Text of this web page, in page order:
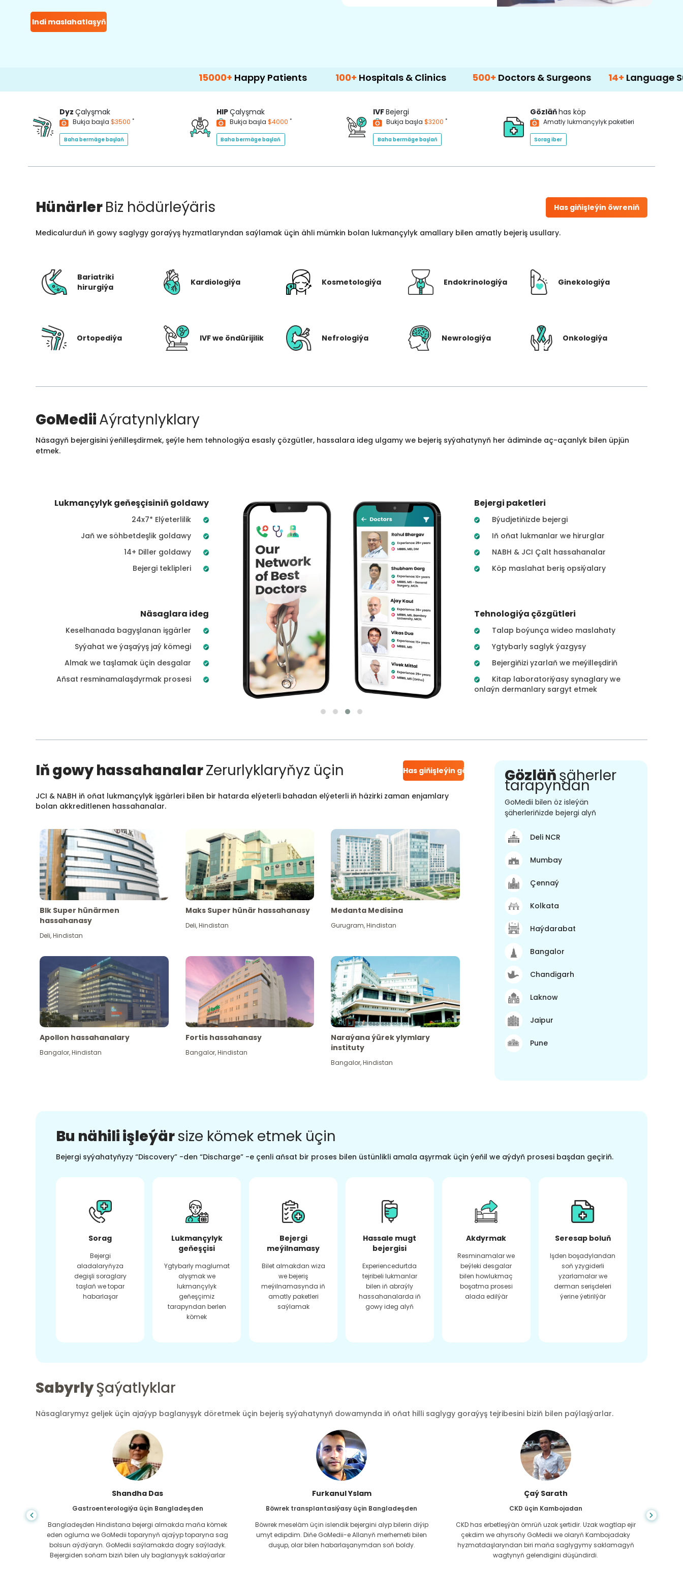
Indi maslahatlaşyň
Happy Patients 100+ Hospitals & Clinics 500+ Doctors & Surgeons 14+Language Support
Dyz Çalyşmak
Bukja başla $3500 *
Baha bermäge başlaň
HIPÇalyşmak
Bukja başla $4000 *
Baha bermäge başlaň
IVFBejergi
Bukja başla $3200 *
Baha bermäge başlaň
Gözläňhas köp
Amatly lukmançylyk paketleri
Sorag iber
HünärlerBiz hödürleýäris Has giňişleýin öwreniň
Medicalurduň iň gowy saglygy goraýyş hyzmatlaryndan saýlamak üçin ähli mümkin bolan lukmançylyk amallary bilen amatly bejeriş usullary.
Bariatriki
hirurgiýa
Kardiologiýa Kosmetologiýa Endokrinologiýa Ginekologiýa
Ortopediýa IVF we öndürijilik Nefrologiýa Newrologiýa Onkologiýa
GoMediiAýratynlyklary
Näsagyň bejergisini ýeňilleşdirmek, şeýle hem tehnologiýa esasly çözgütler, hassalara ideg ulgamy we bejeriş syýahatynyň her ädiminde aç-açanlyk bilen üpjün
etmek.
Lukmançylyk geňeşçisiniň goldawy
24x7* Elýeterlilik
Jaň we söhbetdeşlik goldawy
14+ Diller goldawy
Bejergi teklipleri
Näsaglara ideg
Keselhanada bagyşlanan işgärler
Syýahat we ýaşaýyş jaý kömegi
Almak we taşlamak üçin desgalar
Aňsat resminamalaşdyrmak prosesi
Bejergi paketleri
Býudjetiňizde bejergi
Iň oňat lukmanlar we hirurglar
NABH & JCI Çalt hassahanalar
Köp maslahat beriş opsiýalary
Tehnologiýa çözgütleri
Talap boýunça wideo maslahaty
Ygtybarly saglyk ýazgysy
Bejergiňizi yzarlaň we meýilleşdiriň
Kitap laboratoriýasy synaglary we
onlaýn dermanlary sargyt etmek
Iň gowy hassahanalarZerurlyklaryňyz üçin Has giňişleýin gör
JCI & NABH iň oňat lukmançylyk işgärleri bilen bir hatarda elýeterli bahadan elýeterli iň häzirki zaman enjamlary
bolan akkreditlenen hassahanalar.
Blk Super hünärmen
hassahanasy
Deli,Hindistan
Maks Super hünär hassahanasy
Deli,Hindistan
Medanta Medisina
Gurugram,Hindistan
Apollon hassahanalary
Bangalor,Hindistan
Fortis hassahanasy
Bangalor,Hindistan
Naraýana ýürek ylymlary
instituty
Bangalor,Hindistan
Gözläňşäherler
tarapyndan
GoMedii bilen öz isleýän
şäherleriňizde bejergi alyň
Deli NCR
Mumbay
Çennaý
Kolkata
Haýdarabat
Bangalor
Chandigarh
Laknow
Jaipur
Pune
Bu nähili işleýärsize kömek etmek üçin
Bejergi syýahatyňyzy “Discovery” -den “Discharge” -e çenli aňsat bir proses bilen üstünlikli amala aşyrmak üçin ýeňil we aýdyň prosesi başdan geçiriň.
Sorag
Bejergi
aladalaryňyza
degişli soraglary
taşlaň we topar
habarlaşar
Lukmançylyk
geňeşçisi
Ygtybarly maglumat
alyşmak we
lukmançylyk
geňeşçimiz
tarapyndan berlen
kömek
Bejergi
meýilnamasy
Bilet almakdan wiza
we bejeriş
meýilnamasynda iň
amatly paketleri
saýlamak
Hassale mugt
bejergisi
Experiencedurtda
tejribeli lukmanlar
bilen iň abraýly
hassahanalarda iň
gowy ideg alyň
Akdyrmak
Resminamalar we
beýleki desgalar
bilen howlukmaç
boşatma prosesi
alada edilýär
Seresap boluň
Işden boşadylandan
soň yzygiderli
yzarlamalar we
derman serişdeleri
ýerine ýetirilýär
SabyrlyŞaýatlyklar
Näsaglarymyz geljek üçin ajaýyp baglanyşyk döretmek üçin bejeriş syýahatynyň dowamynda iň oňat hilli saglygy goraýyş tejribesini biziň bilen paýlaşýarlar.
Shandha Das
Gastroenterologiýa üçin Bangladeşden
Bangladeşden Hindistana bejergi almakda maňa kömek
eden ogluma we GoMedii toparynyň ajaýyp toparyna sag
bolsun aýdýaryn. GoMedii saýlamakda dogry saýladyk.
Bejergiden soňam biziň bilen uly baglanyşyk saklaýarlar
Furkanul Yslam
Böwrek transplantasiýasy üçin Bangladeşden
Böwrek meseläm üçin islendik bejergini alyp bilerin diýip
umyt edipdim. Diňe GoMedii-e Allanyň merhemeti bilen
duşup, olar bilen habarlaşanymdan soň boldy.
Çaý Sarath
CKD üçin Kambojadan
CKD has erbetleşýän ömrüň uzak şertidir. Uzak wagtlap ejir
çekdim we ahyrsoňy GoMedii we olaryň Kambojadaky
hyzmatdaşlaryndan biri maňa saglygymy saklamagyň
wagtynyň gelendigini düşündirdi.